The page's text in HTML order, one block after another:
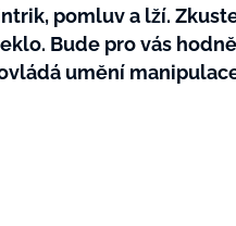
pomluv a lží.
Bude pro vás
umění